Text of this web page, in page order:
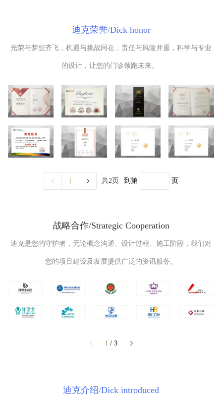
迪克荣誉/Dick honor
光荣与梦想齐飞，机遇与挑战同在，责任与风险并重，科学与专业
的设计，让您的门诊领跑未来。
1 共2页 到第 页
战略合作/Strategic Cooperation
迪克是您的守护者，无论概念沟通、设计过程、施工阶段，我们对
您的项目建设及发展提供广泛的资讯服务。
1 / 3
迪克介绍/Dick introduced